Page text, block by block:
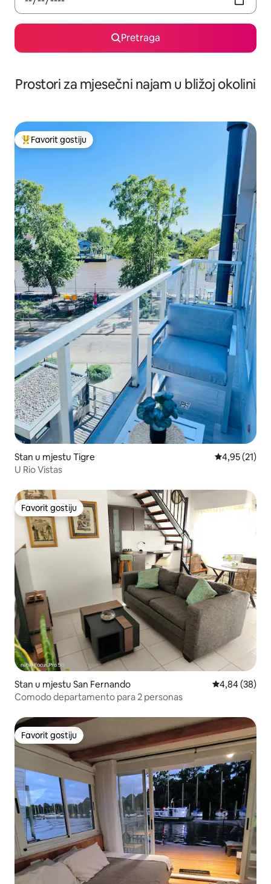
Pretraga
Prostori za mjesečni najam u bližoj okolini
Glavni favorit gostiju
Favorit gostiju
Stan u mjestu Tigre prosječna
4,95 (21)
U Rio Vistas
Favorit gostiju
Favorit gostiju
Stan u mjestu San Fernando prosječna
4,84 (38)
Comodo departamento para 2 personas
Favorit gostiju
Favorit gostiju